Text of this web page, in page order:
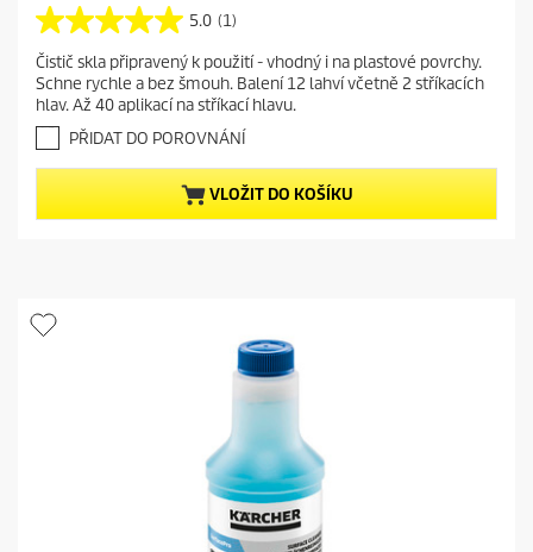
r
r
e
n
t
p
r
o
d
t
p
5.0 (1)
5
.
0
z
5
ě
z
d
k
.
Čistič skla připravený k použití - vhodný i na plastové povrchy.
Schne rychle a bez šmouh. Balení 12 lahví včetně 2 stříkacích
hlav. Až 40 aplikací na stříkací hlavu.
PŘIDAT DO POROVNÁNÍ
VLOŽIT DO KOŠÍKU